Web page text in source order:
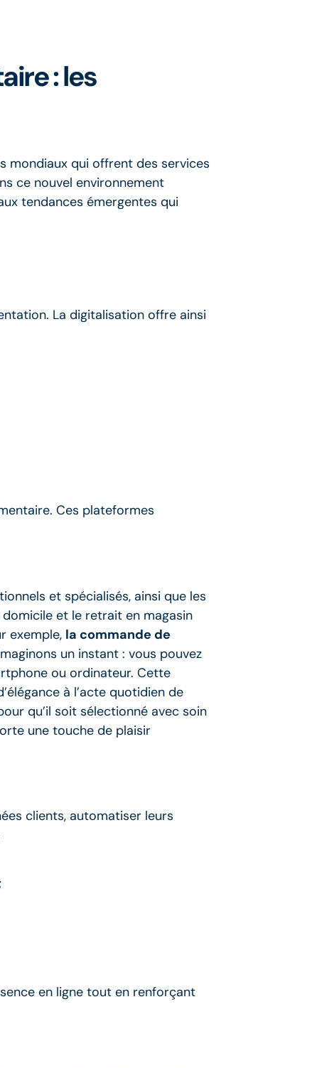
: les
mondiaux qui offrent des services
ce nouvel environnement
tendances émergentes qui
La digitalisation offre ainsi
Ces plateformes
et spécialisés, ainsi que les
et le retrait en magasin
exemple, la commande de
un instant : vous pouvez
ou ordinateur. Cette
à l’acte quotidien de
qu’il soit sélectionné avec soin
une touche de plaisir
clients, automatiser leurs
en ligne tout en renforçant